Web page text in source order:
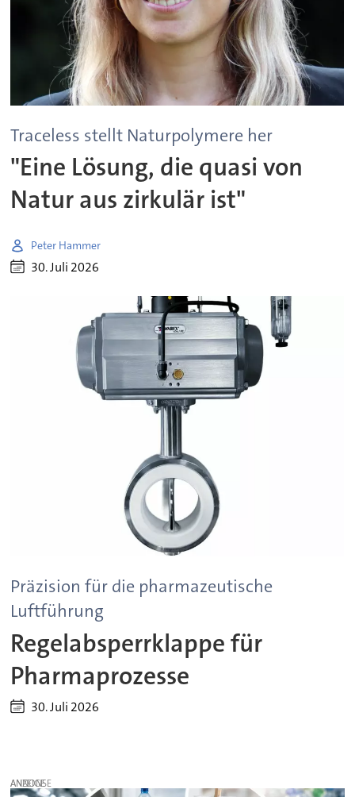
Traceless stellt Naturpolymere her
"Eine Lösung, die quasi von
Natur aus zirkulär ist"
Peter Hammer
30. Juli 2026
Präzision für die pharmazeutische
Luftführung
Regelabsperrklappe für
Pharmaprozesse
30. Juli 2026
ANZEIGE